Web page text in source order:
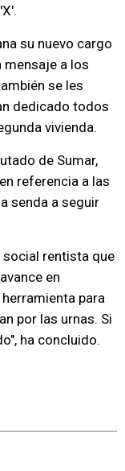
su nuevo cargo
mensaje a los
se les
dedicado todos
vivienda.
de Sumar,
referencia a las
senda a seguir
social rentista que
en
para
por las urnas. Si
ha concluido.